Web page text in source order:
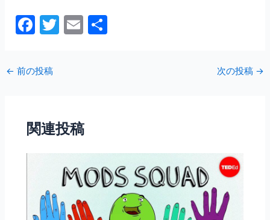
F
c
e
o
o
T
E
← 前の投稿 次の投稿 →
関連投稿